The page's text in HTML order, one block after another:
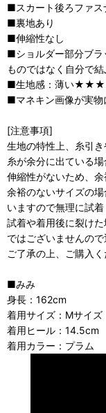
■スカート後ろファス
■裏地あり
■伸縮性なし
■ショルダー部分ブラ
ものではなく自分で結
■生地感：薄い
■マネキン画像が実物
[注意事項]
生地の特性上、糸引き
糸が余分に出ている
伸縮性がないため、余
余裕のないサイズの
いますので無理に試着
試着や着用後に裂け
ではございませんので
ご了承の上、ご購入く
■みみ
身長：162cm
着用サイズ：Mサイズ
着用ヒール：14.5cm
着用カラー：プラム